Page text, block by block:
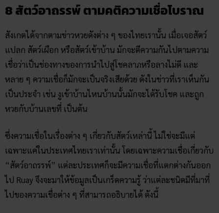
8 สัตว์อาถรรพ์ ตามคติความเชื่อโบราณ
สังเกตได้จากตามข่าวหวยดังต่าง ๆ ของไทยเรานั้น เมื่อเจอสัตว์
แปลก สัตว์เผือก หรือสัตว์เข้าบ้าน มักจะตีความกันไปตามความ
เชื่อว่าเป็นช่องทางของการนำไปสู่โชคลาภหรือลางไม่ดี และ
หลาย ๆ ความเชื่อก็มักจะเป็นจริงเสียด้วย ดังในข่าวที่เราเห็นกัน
เป็นประจำ เช่น งูเข้าบ้านไหนบ้านนั้นมักจะได้รับโชค และถูก
หวยกับบ้านเลขที่ เป็นต้น
ซึ่งความเชื่อในเรื่องต่าง ๆ เกี่ยวกับสัตว์เหล่านี้ ไม่ใช่จะมีแต่
เฉพาะแค่ในประเทศไทยเราเท่านั้น โดยเฉพาะความเชื่อเกี่ยวกับ
“สัตว์อาถรรพ์” แต่ละประเทศก็จะมีความเชื่อที่แตกต่างกันออก
ไป Ruay จึงจะมาให้ข้อมูลเป็นเกร็ดความรู้ ว่าแต่ละชนิดมีที่มาที่
ไปของความเชื่อต่าง ๆ ที่สามารถอธิบายได้ ดังนี้